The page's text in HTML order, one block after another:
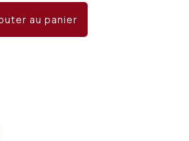
initial
au panier